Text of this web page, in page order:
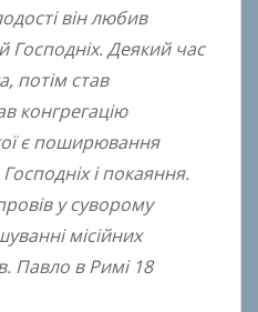
A
n
n
B
o
k
h
o
він любив
Господніх. Деякий час
потім став
конгрегацію
є поширювання
і покаяння.
у суворому
місійних
Павло в Римі 18